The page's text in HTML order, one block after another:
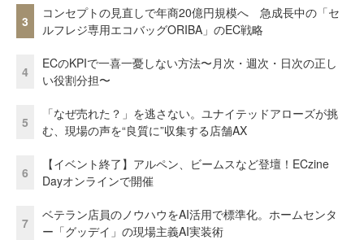
3
コンセプトの見直しで年商20億円規模へ 急成長中の「セ
ルフレジ専用エコバッグORIBA」のEC戦略
4
ECのKPIで一喜一憂しない方法〜月次・週次・日次の正し
い役割分担〜
5
「なぜ売れた？」を逃さない。ユナイテッドアローズが挑
む、現場の声を“良質に”収集する店舗AX
6
【イベント終了】アルペン、ビームスなど登壇！ECzine
Dayオンラインで開催
7
ベテラン店員のノウハウをAI活用で標準化。ホームセンタ
ー「グッデイ」の現場主義AI実装術